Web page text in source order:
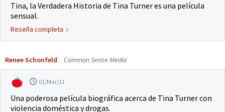
Tina, la Verdadera Historia de Tina Turner es una película
sensual.
Reseña completa
Renee Schonfeld Common Sense Media
01/Mar/11
Una poderosa película biográfica acerca de Tina Turner con
violencia doméstica y drogas.